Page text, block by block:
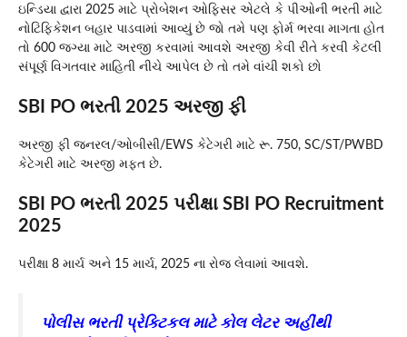
ઇન્ડિયા દ્વારા 2025 માટે પ્રોબેશન ઓફિસર એટલે કે પીઓની ભરતી માટે
નોટિફિકેશન બહાર પાડવામાં આવ્યું છે જો તમે પણ ફોર્મ ભરવા માગતા હોત
તો 600 જગ્યા માટે અરજી કરવામાં આવશે અરજી કેવી રીતે કરવી કેટલી
સંપૂર્ણ વિગતવાર માહિતી નીચે આપેલ છે તો તમે વાંચી શકો છો
SBI PO ભરતી 2025 અરજી ફી
અરજી ફી જનરલ/ઓબીસી/EWS કેટેગરી માટે રૂ. 750, SC/ST/PWBD
કેટેગરી માટે અરજી મફત છે.
SBI PO ભરતી 2025 પરીક્ષા SBI PO Recruitment
2025
પરીક્ષા 8 માર્ચ અને 15 માર્ચ, 2025 ના રોજ લેવામાં આવશે.
પોલીસ ભરતી પ્રેક્ટિકલ માટે કોલ લેટર અહીંથી